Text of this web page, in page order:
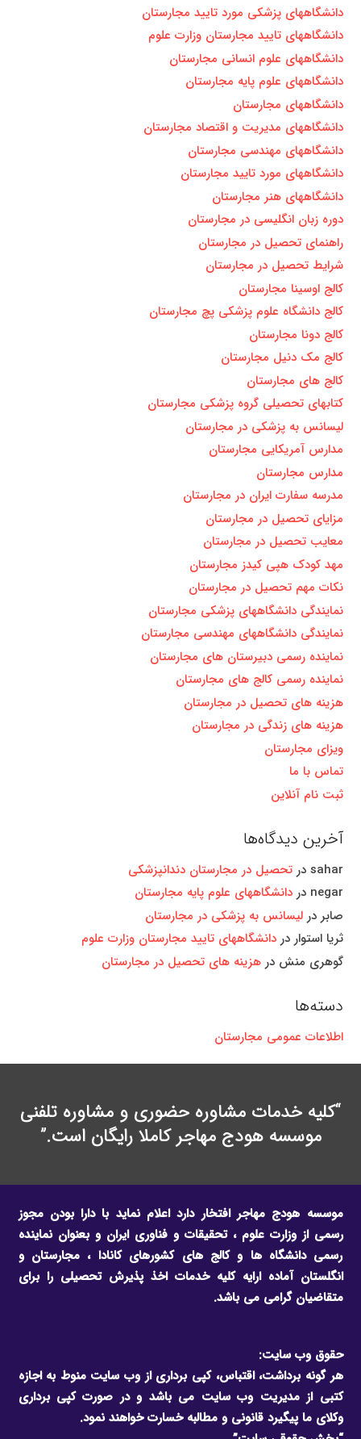
دانشگاههای پزشکی مورد تایید مجارستان
دانشگاههای تایید مجارستان وزارت علوم
دانشگاههای علوم انسانی مجارستان
دانشگاههای علوم پایه مجارستان
دانشگاههای مجارستان
دانشگاههای مدیریت و اقتصاد مجارستان
دانشگاههای مهندسی مجارستان
دانشگاههای مورد تایيد مجارستان
دانشگاههای هنر مجارستان
دوره زبان انگليسی در مجارستان
راهنمای تحصیل در مجارستان
شرایط تحصیل در مجارستان
کالج اوسینا مجارستان
کالج دانشگاه علوم پزشکی پچ مجارستان
کالج دونا مجارستان
کالج مک دنیل مجارستان
کالج های مجارستان
کتابهای تحصیلی گروه پزشکی مجارستان
لیسانس به پزشکی در مجارستان
مدارس آمریکایی مجارستان
مدارس مجارستان
مدرسه سفارت ایران در مجارستان
مزایای تحصیل در مجارستان
معایب تحصیل در مجارستان
مهد کودک هپی کیدز مجارستان
نکات مهم تحصیل در مجارستان
نمایندگی دانشگاههای پزشکی مجارستان
نمایندگی دانشگاههای مهندسی مجارستان
نماینده رسمی دبیرستان های مجارستان
نماینده رسمی کالج های مجارستان
هزینه های تحصیل در مجارستان
هزینه های زندگی در مجارستان
ویزای مجارستان
تماس با ما
ثبت نام آنلاین
آخرین دیدگاه‌ها
sahar درتحصیل در مجارستان دندانپزشکی
negar دردانشگاههای علوم پایه مجارستان
صابر درلیسانس به پزشکی در مجارستان
ثریا استوار دردانشگاههای تایید مجارستان وزارت علوم
گوهری منش درهزینه های تحصیل در مجارستان
دسته‌ها
اطلاعات عمومی مجارستان
“کلیه خدمات مشاوره حضوری و مشاوره تلفنی
موسسه هودج مهاجر کاملا رایگان است.”
موسسه هودج مهاجر افتخار دارد اعلام نماید با دارا بودن مجوز
رسمی از وزارت علوم ، تحقیقات و فناوری ایران و بعنوان نماینده
رسمی دانشگاه ها و کالج های کشورهای کانادا ، مجارستان و
انگلستان آماده ارایه کلیه خدمات اخذ پذیرش تحصیلی را برای
متقاضیان گرامی می باشد.
حقوق وب سایت:
هر گونه برداشت، اقتباس، کپی برداری از وب سایت منوط به اجازه
کتبی از مدیریت وب سایت می باشد و در صورت کپی برداری
وکلای ما پیگیرد قانونی و مطالبه خسارت خواهند نمود.